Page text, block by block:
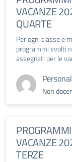
VACANZE
QUARTE
Per ogni classe e
programmi svolti
assegnati per le
Non
VACANZE
TERZE